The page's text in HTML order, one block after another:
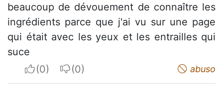
beaucoup de dévouement de connaître les
ingrédients parce que j'ai vu sur une page
qui était avec les yeux et les entrailles qui
suce
I apreciateI do not appreciate abuso